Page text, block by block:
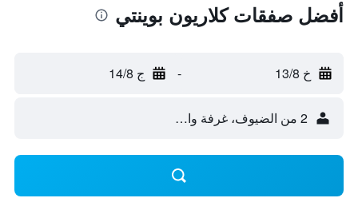
أفضل صفقات كلاريون بوينتي
خ 13/8 - ج 14/8
2 من الضيوف، غرفة واحدة